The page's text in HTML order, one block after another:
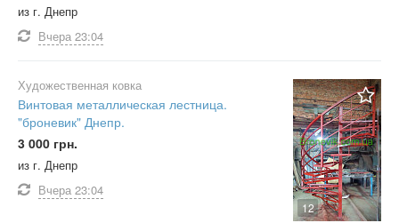
из г. Днепр
Вчера 23:04
12
Художественная ковка
Винтовая металлическая лестница.
"броневик" Днепр.
3 000 грн.
из г. Днепр
Вчера 23:04